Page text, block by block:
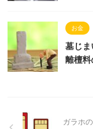
お金
墓じ
離檀料
ガラホ